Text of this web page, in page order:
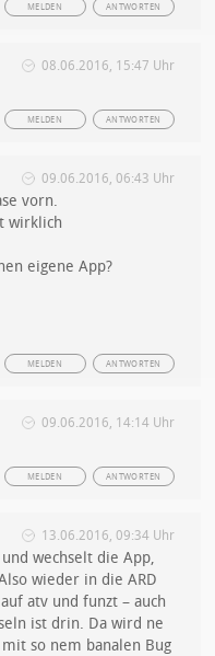
ANTWORTEN
MELDEN
08.06.2016, 15:47 Uhr
ANTWORTEN
MELDEN
09.06.2016, 06:43 Uhr
vorn.
wirklich
eigene App?
ANTWORTEN
MELDEN
09.06.2016, 14:14 Uhr
ANTWORTEN
MELDEN
13.06.2016, 09:34 Uhr
wechselt die App,
wieder in die ARD
atv und funzt – auch
ist drin. Da wird ne
so nem banalen Bug